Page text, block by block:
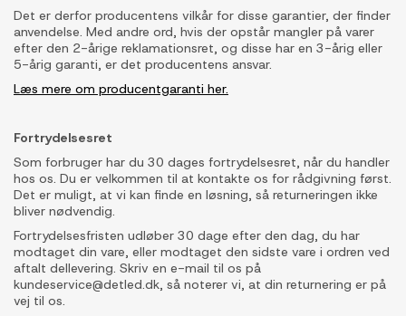
Det er derfor producentens vilkår for disse garantier, der finder
anvendelse. Med andre ord, hvis der opstår mangler på varer
efter den 2-årige reklamationsret, og disse har en 3-årig eller
5-årig garanti, er det producentens ansvar.
Læs mere om producentgaranti her.
Fortrydelsesret
Som forbruger har du 30 dages fortrydelsesret, når du handler
hos os. Du er velkommen til at kontakte os for rådgivning først.
Det er muligt, at vi kan finde en løsning, så returneringen ikke
bliver nødvendig.
Fortrydelsesfristen udløber 30 dage efter den dag, du har
modtaget din vare, eller modtaget den sidste vare i ordren ved
aftalt dellevering. Skriv en e-mail til os på
kundeservice@detled.dk, så noterer vi, at din returnering er på
vej til os.